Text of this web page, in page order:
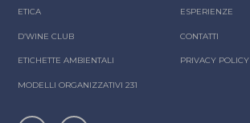
ETICA ESPERIENZE
D’WINE CLUB CONTATTI
ETICHETTE AMBIENTALI PRIVACY POLICY
MODELLI ORGANIZZATIVI 231